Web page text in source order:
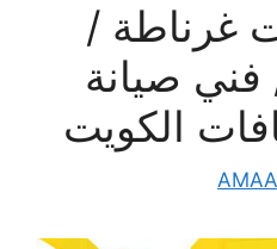
غرناطة /
/ فني صيانة
الكويت